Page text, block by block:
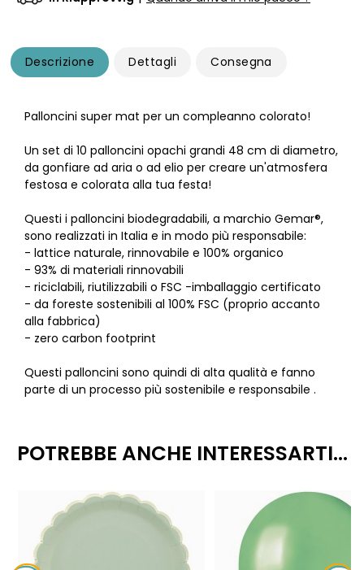
Descrizione Dettagli Consegna
Palloncini super mat per un compleanno colorato!
Un set di 10 palloncini opachi grandi 48 cm di diametro,
da gonfiare ad aria o ad elio per creare un'atmosfera
festosa e colorata alla tua festa!
Questi i palloncini biodegradabili, a marchio Gemar®,
sono realizzati in Italia e in modo più responsabile:
- lattice naturale, rinnovabile e 100% organico
- 93% di materiali rinnovabili
- riciclabili, riutilizzabili o FSC -imballaggio certificato
- da foreste sostenibili al 100% FSC (proprio accanto
alla fabbrica)
- zero carbon footprint
Questi palloncini sono quindi di alta qualità e fanno
parte di un processo più sostenibile e responsabile .
POTREBBE ANCHE INTERESSARTI...